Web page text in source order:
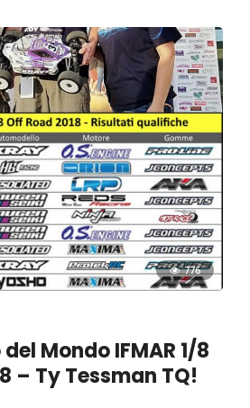
776
Mondo IFMAR 1/8
– Ty Tessman TQ!